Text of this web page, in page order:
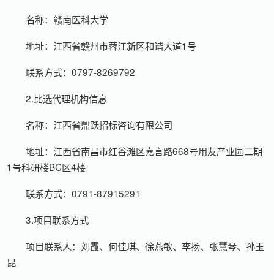
名称：赣南医科大学
地址：江西省赣州市蓉江新区和谐大道1号
联系方式：0797-8269792
2.比选代理机构信息
名称：江西省鼎跃招标咨询有限公司
地址：江西省南昌市红谷滩区嘉言路668号用友产业园二期
1号科研楼BC区4楼
联系方式：0791-87915291
3.项目联系方式
项目联系人：刘霞、何佳琪、徐燕敏、李扬、张慧琴、孙玉
昆